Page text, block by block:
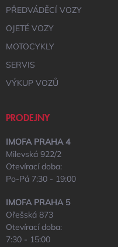
PŘEDVÁDĚCÍ VOZY
OJETÉ VOZY
MOTOCYKLY
SERVIS
VÝKUP VOZŮ
PRODEJNY
IMOFA PRAHA 4
Milevská 922/2
Otevírací doba:
Po-Pá 7:30 - 19:00
IMOFA PRAHA 5
Ořešská 873
Otevírací doba:
7:30 - 15:00